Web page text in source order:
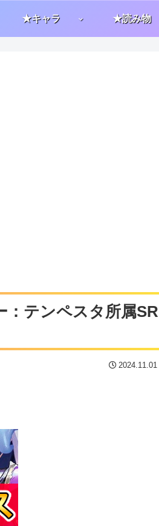
★キャラ ★読み物
：テンペスタ所属SR
2024.11.01